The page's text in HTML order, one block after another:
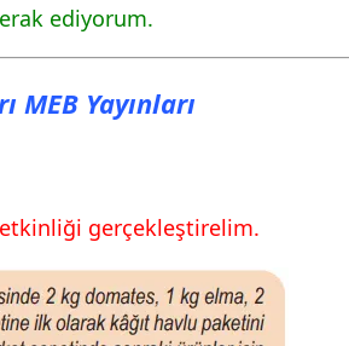
ediyorum.
MEB Yayınları
gerçekleştirelim.